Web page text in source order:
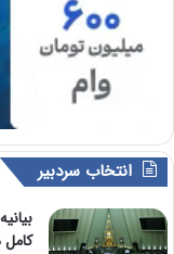
انتخاب سردبیر